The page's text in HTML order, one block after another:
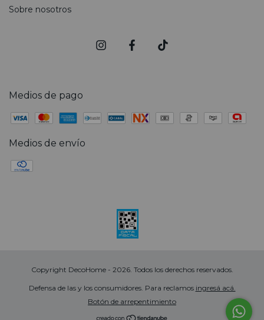
Sobre nosotros
Medios de pago
Medios de envío
Copyright DecoHome - 2026. Todos los derechos reservados.
Defensa de las y los consumidores. Para reclamos ingresá acá.
Botón de arrepentimiento